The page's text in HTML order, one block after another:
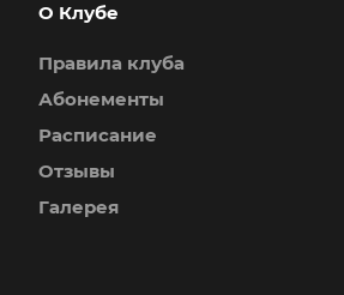
О Клубе
Правила клуба
Абонементы
Расписание
Отзывы
Галерея